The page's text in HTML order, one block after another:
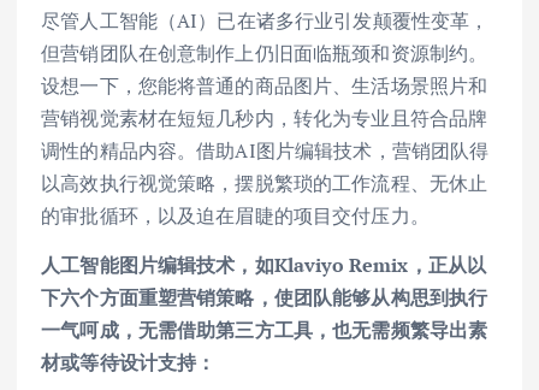
尽管人工智能（AI）已在诸多行业引发颠覆性变革，
但营销团队在创意制作上仍旧面临瓶颈和资源制约。
设想一下，您能将普通的商品图片、生活场景照片和
营销视觉素材在短短几秒内，转化为专业且符合品牌
调性的精品内容。借助AI图片编辑技术，营销团队得
以高效执行视觉策略，摆脱繁琐的工作流程、无休止
的审批循环，以及迫在眉睫的项目交付压力。
人工智能图片编辑技术，如Klaviyo Remix，正从以
下六个方面重塑营销策略，使团队能够从构思到执行
一气呵成，无需借助第三方工具，也无需频繁导出素
材或等待设计支持：